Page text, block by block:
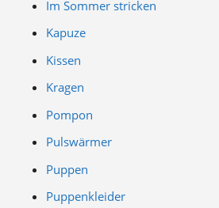
Im Sommer stricken
Kapuze
Kissen
Kragen
Pompon
Pulswärmer
Puppen
Puppenkleider